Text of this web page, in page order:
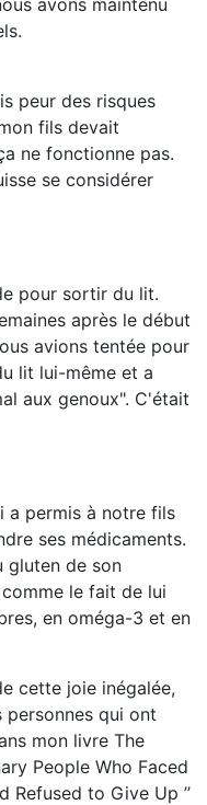
avons maintenu
peur des risques
fils devait
ne fonctionne pas.
se considérer
pour sortir du lit.
après le début
avions tentée pour
lit lui-même et a
aux genoux". C'était
a permis à notre fils
ses médicaments.
gluten de son
le fait de lui
en oméga-3 et en
cette joie inégalée,
qui ont
mon livre The
People Who Faced
Refused to Give Up ’’